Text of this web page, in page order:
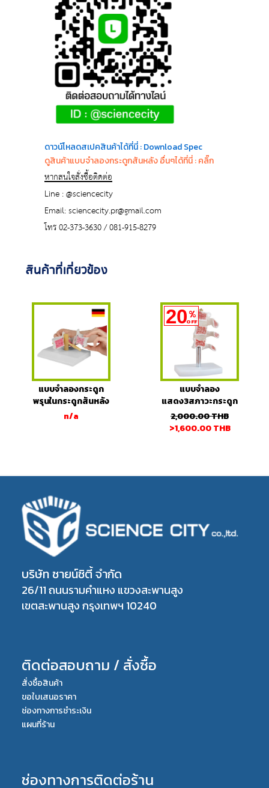
ดาวน์โหลดสเปคสินค้าได้ที่นี่ : Download Spec
ดูสินค้าแบบจำลองกระดูกสันหลัง อื่นๆได้ที่นี่ : คลิ๊ก
หากสนใจสั่งซื้อติดต่อ
Line : @sciencecity
Email: sciencecity.pr@gmail.com
โทร 02-373-3630 / 081-915-8279
สินค้าที่เกี่ยวข้อง
แบบจำลองกระดูก
พรุนในกระดูกสันหลัง
n/a
20%
OFF
แบบจำลอง
แสดง3สภาวะกระดูก
พรุนของกระดูกสัน
หลัง
2,000.00THB
>1,600.00THB
บริษัท ซายน์ซิตี้ จำกัด
26/11 ถนนรามคำแหง แขวงสะพานสูง
เขตสะพานสูง กรุงเทพฯ 10240
ติดต่อสอบถาม / สั่งซื้อ
สั่งซื้อสินค้า
ขอใบเสนอราคา
ช่องทางการชำระเงิน
แผนที่ร้าน
ช่องทางการติดต่อร้าน